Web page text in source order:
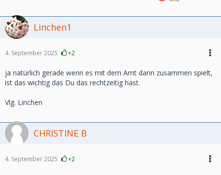
Linchen1
4. September 2025 +2
ja natürlich gerade wenn es mit dem Amt dann zusammen spielt,
ist das wichtig das Du das rechtzeitig hast.
Vlg. Linchen
CHRISTINE B
4. September 2025 +2